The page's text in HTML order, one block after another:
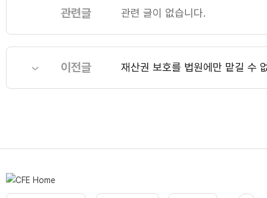
관련글 관련 글이 없습니다.
이전글 재산권 보호를 법원에만 맡길 수